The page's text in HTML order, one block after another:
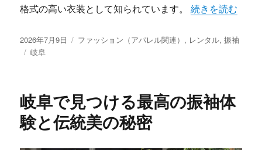
格式の高い衣装として知られています。“岐阜で叶える
続きを読む
投
稿
2026年7月9日
カ
ファッション（アパレル関連） , レンタル,振袖
タ
岐阜
岐阜で見つける最高の振袖体
験と伝統美の秘密